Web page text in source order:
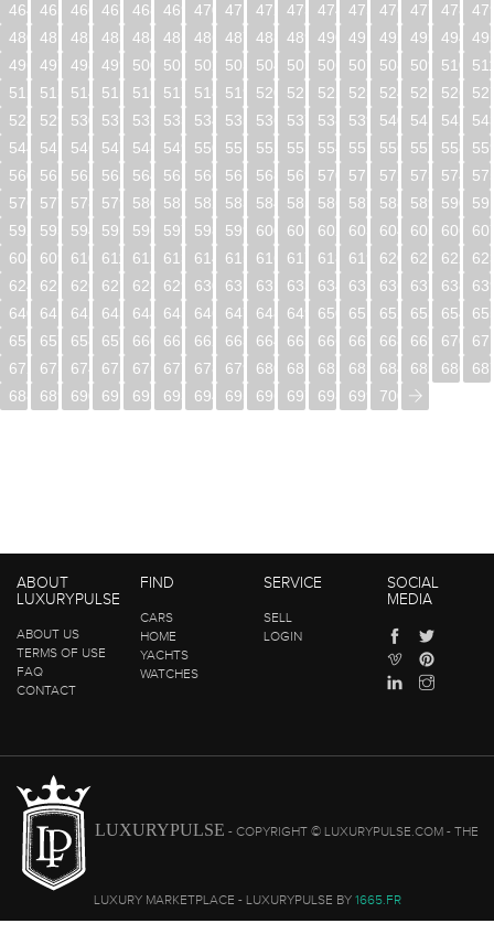
464
465 466 467 468 469 470 471 472 473 474 475 476 477 478
480
481 482 483 484 485 486 487 488 489 490 491 492 493 494
496
497 498 499 500 501 502 503 504 505 506 507 508 509 510
512
513 514 515 516 517 518 519 520 521 522 523 524 525 526
528
529 530 531 532 533 534 535 536 537 538 539 540 541 542
544
545 546 547 548 549 550 551 552 553 554 555 556 557 558
560
561 562 563 564 565 566 567 568 569 570 571 572 573 574
576
577 578 579 580 581 582 583 584 585 586 587 588 589 590
592
593 594 595 596 597 598 599 600 601 602 603 604 605 606
608
609 610 611 612 613 614 615 616 617 618 619 620 621 622
624
625 626 627 628 629 630 631 632 633 634 635 636 637 638
640
641 642 643 644 645 646 647 648 649 650 651 652 653 654
656
657 658 659 660 661 662 663 664 665 666 667 668 669 670
672
673 674 675 676 677 678 679 680 681 682 683 684 685 686
688
689 690 691 692 693 694 695 696 697 698 699 700
ABOUT
LUXURYPULSE
ABOUT US
TERMS OF USE
FAQ
CONTACT
FIND
CARS
HOME
YACHTS
WATCHES
SERVICE
SELL
LOGIN
SOCIAL
MEDIA
LUXURYPULSE - COPYRIGHT © LUXURYPULSE.COM - THE
LUXURY MARKETPLACE - LUXURYPULSE BY 1665.FR